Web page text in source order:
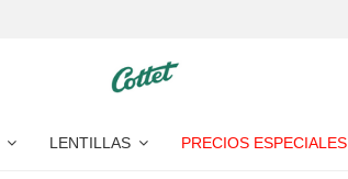
LENTILLAS PRECIOS ESPECIALES